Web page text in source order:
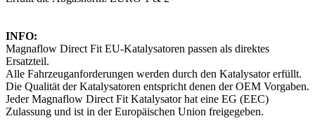
INFO:
Magnaflow Direct Fit EU-Katalysatoren passen als direktes
Ersatzteil.
Alle Fahrzeuganforderungen werden durch den Katalysator erfüllt.
Die Qualität der Katalysatoren entspricht denen der OEM Vorgaben.
Jeder Magnaflow Direct Fit Katalysator hat eine EG (EEC)
Zulassung und ist in der Europäischen Union freigegeben.